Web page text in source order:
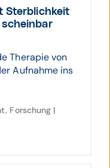
Sterb­lichkeit
schein­bar
Therapie von
Aufnahme ins
Forschung |